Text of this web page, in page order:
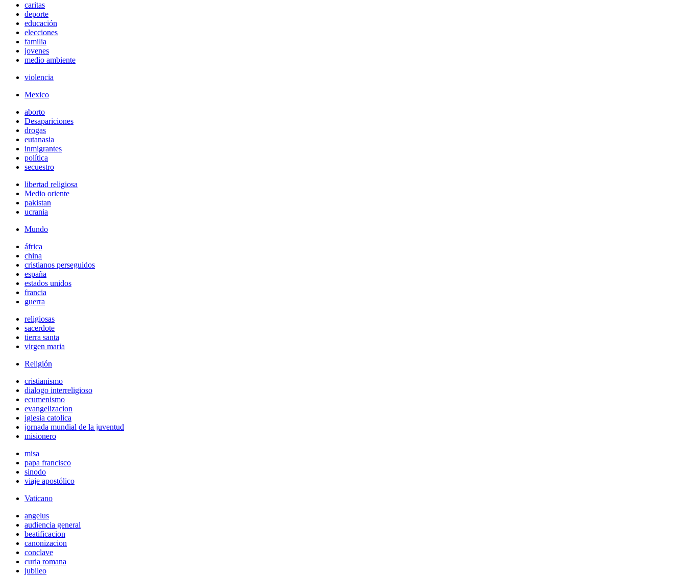
caritas
deporte
educación
elecciones
familia
jovenes
medio ambiente
violencia
Mexico
aborto
Desapariciones
drogas
eutanasia
inmigrantes
política
secuestro
libertad religiosa
Medio oriente
pakistan
ucrania
Mundo
áfrica
china
cristianos perseguidos
españa
estados unidos
francia
guerra
religiosas
sacerdote
tierra santa
virgen maria
Religión
cristianismo
dialogo interreligioso
ecumenismo
evangelizacion
iglesia catolica
jornada mundial de la juventud
misionero
misa
papa francisco
sinodo
viaje apostólico
Vaticano
angelus
audiencia general
beatificacion
canonizacion
conclave
curia romana
jubileo